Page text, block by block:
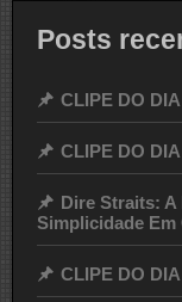
Posts
CLIPE DO
CLIPE DO
Dire Straits: A
Simplicidade Em
CLIPE DO